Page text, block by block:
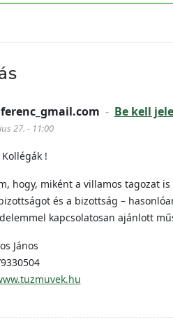
- Be kell
27. - 11:00
!
hogy, miként a villamos tagozat
és a bizottság –
kapcsolatosan ajánlott
János